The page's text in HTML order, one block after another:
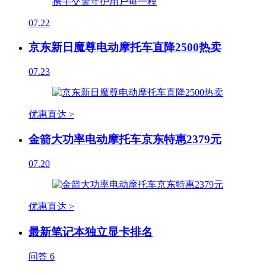
07.22
京东新日魔尊电动摩托车直降2500热卖
07.23
优惠直达 >
金箭大功率电动摩托车京东特惠2379元
07.20
优惠直达 >
最新笔记本独立显卡排名
问答 6